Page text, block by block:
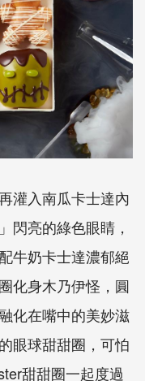
灌入南瓜卡士達內
閃亮的綠色眼睛，
牛奶卡士達濃郁絕
化身木乃伊怪，圓
化在嘴中的美妙滋
眼球甜甜圈，可怕
甜甜圈一起度過